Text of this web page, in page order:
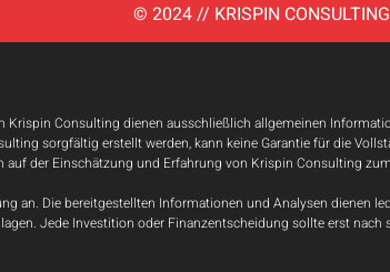
© 2024 // KRISPIN CONSULTING
Consulting dienen ausschließlich allgemeinen
sorgfältig erstellt werden, kann keine Garantie für die
der Einschätzung und Erfahrung von Krispin Consulting
an. Die bereitgestellten Informationen und Analysen dienen
Jede Investition oder Finanzentscheidung sollte erst